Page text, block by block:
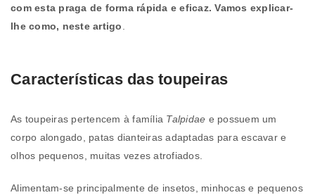
com esta praga de forma rápida e eficaz. Vamos explicar-
lhe como, neste artigo
Características das toupeiras
As toupeiras pertencem à família Talpidae e possuem um
corpo alongado, patas dianteiras adaptadas para escavar e
olhos pequenos, muitas vezes atrofiados.
Alimentam-se principalmente de insetos, minhocas e pequenos